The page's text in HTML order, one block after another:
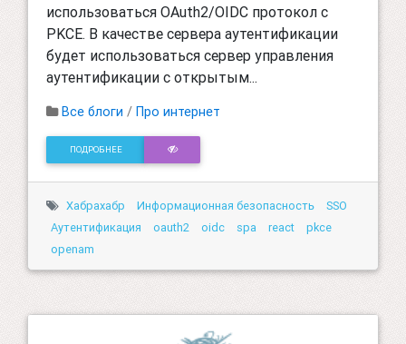
использоваться OAuth2/OIDC протокол c
PKCE. В качестве сервера аутентификации
будет использоваться сервер управления
аутентификации с открытым...
Все блоги / Про интернет
ПОДРОБНЕЕ
Хабрахабр Информационная безопасность
SSO
Аутентификация
oauth2 oidc spa react
pkce
openam